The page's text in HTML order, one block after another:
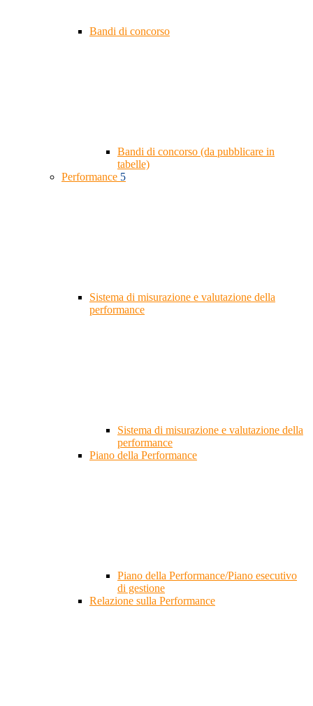
Bandi di concorso
Bandi di concorso (da pubblicare in
tabelle)
Performance 5
Sistema di misurazione e valutazione della
performance
Sistema di misurazione e valutazione della
performance
Piano della Performance
Piano della Performance/Piano esecutivo
di gestione
Relazione sulla Performance